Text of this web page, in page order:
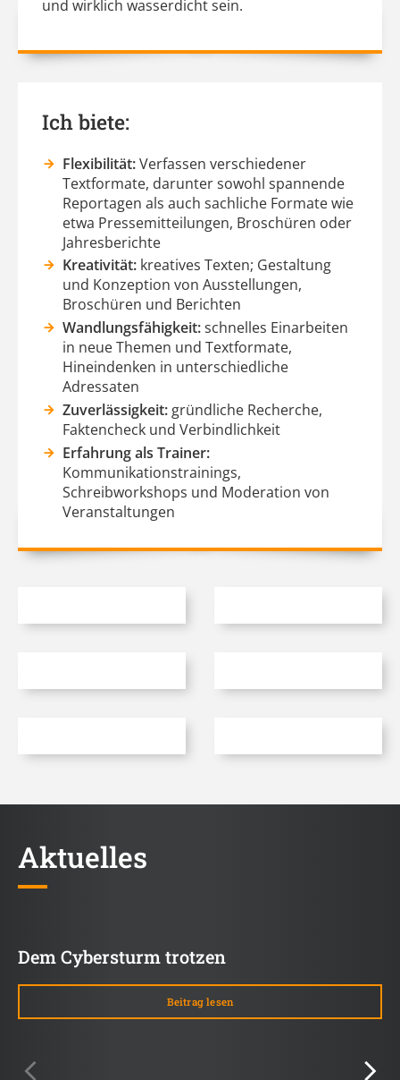
und wirklich wasserdicht sein.
Ich biete:
Flexibilität:Verfassen verschiedener
Textformate, darunter sowohl spannende
Reportagen als auch sachliche Formate wie
etwa Pressemitteilungen, Broschüren oder
Jahresberichte
Kreativität: kreatives Texten; Gestaltung
und Konzeption von Ausstellungen,
Broschüren und Berichten
Wandlungsfähigkeit:schnelles Einarbeiten
in neue Themen und Textformate,
Hineindenken in unterschiedliche
Adressaten
Zuverlässigkeit: gründliche Recherche,
Faktencheck und Verbindlichkeit
Erfahrung als Trainer:
Kommunikationstrainings,
Schreibworkshops und Moderation von
Veranstaltungen
Aktuelles
Dem Cybersturm trotzen
Beitrag lesen